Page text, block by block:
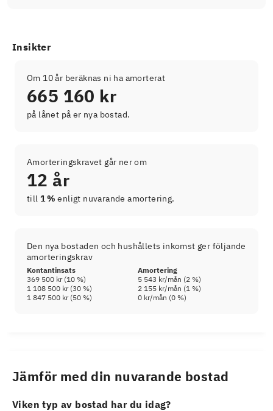
Insikter
Om 10 år beräknas ni ha amorterat
665 160 kr
på lånet på er nya bostad.
Amorteringskravet går ner om
12 år
till 1 % enligt nuvarande amortering.
Den nya bostaden och hushållets inkomst ger följande
amorteringskrav
Kontantinsats
Amortering
369 500 kr(10 %) 5 543 kr/mån (2 %)
1 108 500 kr(30 %) 2 155 kr/mån (1 %)
1 847 500 kr(50 %) 0 kr/mån (0 %)
Jämför med din nuvarande bostad
Viken typ av bostad har du idag?